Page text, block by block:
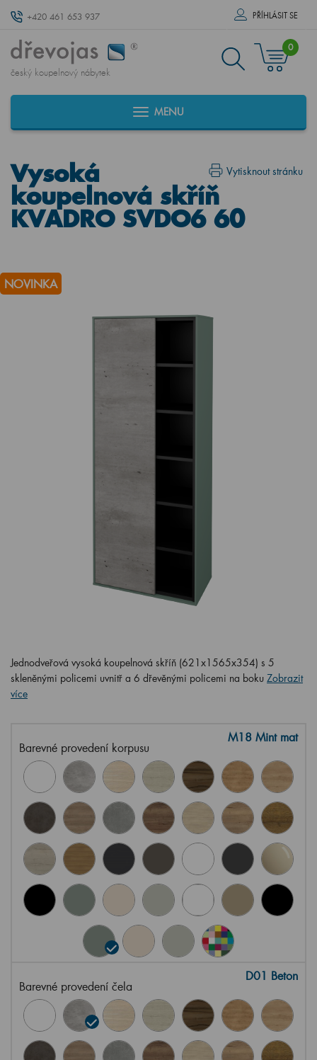
+420 461 653 937 PŘÍHLÁSIT SE
český koupelnový nábytek
0
MENU
Vytisknout stránku
Vysoká
koupelnová skříň
KVADRO SVDO6 60
NOVINKA
Jednodveřová vysoká koupelnová skříň (621x1565x354) s 5
skleněnými policemi uvnitř a 6 dřevěnými policemi na boku Zobrazit
více
Barevné provedení korpusu
M18 Mint mat
Barevné provedení čela
D01 Beton